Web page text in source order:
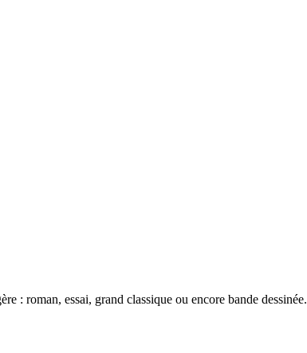
: roman, essai, grand classique ou encore bande dessinée.